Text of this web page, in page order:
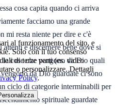
cosa capita quando ci arriva
facciamo una grande
mi resta niente per dire e c'è
e discernere bene dove si
cose che vengono da Dio quali
da Dio guardate ci sono
ciclo di categorie interminabili per
spirituale guardate
al funzionamento del sito, e
Solo con il tuo consenso
di terze parti (es. video
o personalizzare. Dettagli
Policy.